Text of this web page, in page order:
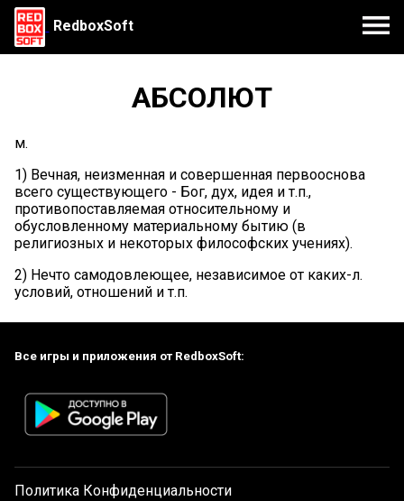
RedboxSoft
АБСОЛЮТ
м.
1) Вечная, неизменная и совершенная первооснова
всего существующего - Бог, дух, идея и т.п.,
противопоставляемая относительному и
обусловленному материальному бытию (в
религиозных и некоторых философских учениях).
2) Нечто самодовлеющее, независимое от каких-л.
условий, отношений и т.п.
Все игры и приложения от RedboxSoft:
Политика Конфиденциальности